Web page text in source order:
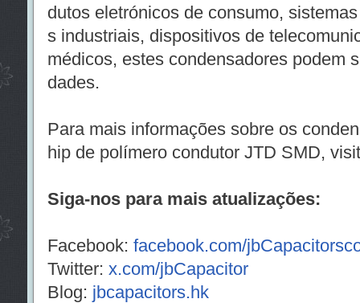
dutos eletrónicos de consumo,
s industriais, dispositivos de
médicos, estes condensadores podem
dades.
Para mais informações sobre os
hip de polímero condutor JTD SMD,
Siga-nos para mais atualizações:
Facebook: facebook.com/
Twitter: x.com/jbCapacitor
Blog: jbcapacitors.hk